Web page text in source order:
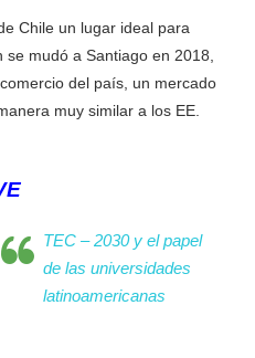
Chile un lugar ideal para
mudó a Santiago en 2018,
del país, un mercado
muy similar a los EE.
TEC – 2030 y el papel
de las universidades
latinoamericanas